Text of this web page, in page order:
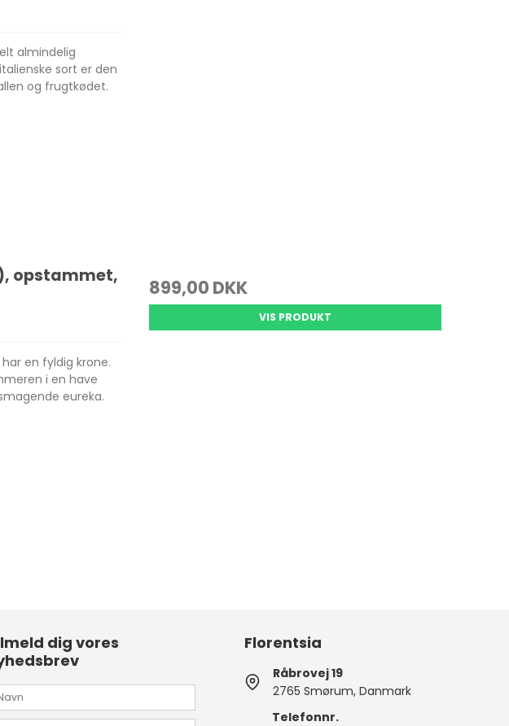
almindelig
sort er den
og frugtkødet.
opstammet,
en fyldig krone.
i en have
eureka.
899,00 DKK
VIS PRODUKT
dig vores
Florentsia
Råbrovej 19
2765 Smørum, Danmark
Telefonnr.